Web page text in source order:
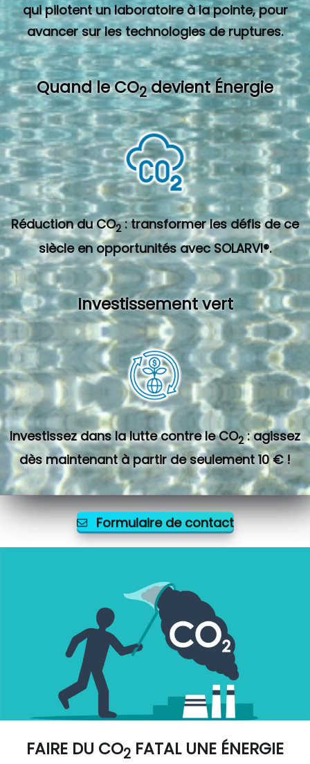
qui pilotent un laboratoire à la pointe, pour
avancer sur les technologies de ruptures.
Quand le CO2devient Énergie
Réduction du CO2 : transformer les défis de ce
siècle en opportunités avec SOLARVI®.
Investissement vert
Investissez dans la lutte contre le CO2 : agissez
dès maintenant à partir de seulement 10 € !
Formulaire de contact
FAIRE DU CO2 FATAL UNE ÉNERGIE